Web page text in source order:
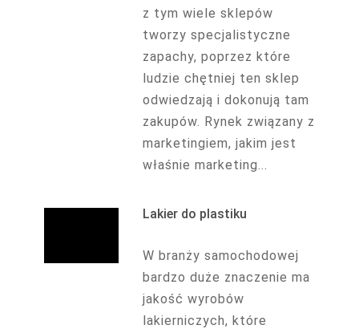
z tym wiele sklepów
tworzy specjalistyczne
zapachy, poprzez które
ludzie chętniej ten sklep
odwiedzają i dokonują tam
zakupów. Rynek związany z
marketingiem, jakim jest
właśnie marketing...
Lakier do plastiku
W branży samochodowej
bardzo duże znaczenie ma
jakość wyrobów
lakierniczych, które